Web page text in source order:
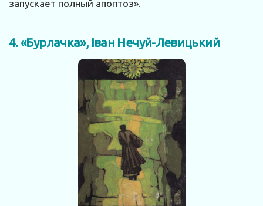
запускает полный апоптоз».
4. «Бурлачка», Іван Нечуй-Левицький